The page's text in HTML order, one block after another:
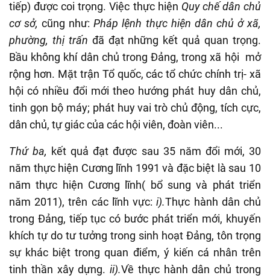
tiếp) được coi trọng. Việc thực hiện Quy chế dân chủ
cơ sở, cũng như:Pháp lệnh thực hiện dân chủ ở xã,
phường, thị trấn đã đạt những kết quả quan trọng.
Bầu không khí dân chủ trong Đảng, trong xã hội mở
rộng hơn. Mặt trận Tổ quốc, các tổ chức chính trị- xã
hội có nhiều đổi mới theo hướng phát huy dân chủ,
tinh gọn bộ máy; phát huy vai trò chủ động, tích cực,
dân chủ, tự giác của các hội viên, đoàn viên...
Thứ ba, kết quả đạt được sau 35 năm đổi mới, 30
năm thực hiện Cương lĩnh 1991 và đặc biệt là sau 10
năm thực hiện Cương lĩnh( bổ sung và phát triển
năm 2011), trên các lĩnh vực:i).Thực hành dân chủ
trong Đảng, tiếp tục có bước phát triển mới, khuyến
khích tự do tư tưởng trong sinh hoạt Đảng, tôn trọng
sự khác biệt trong quan điểm, ý kiến cá nhân trên
tinh thần xây dựng.ii).Về thực hành dân chủ trong